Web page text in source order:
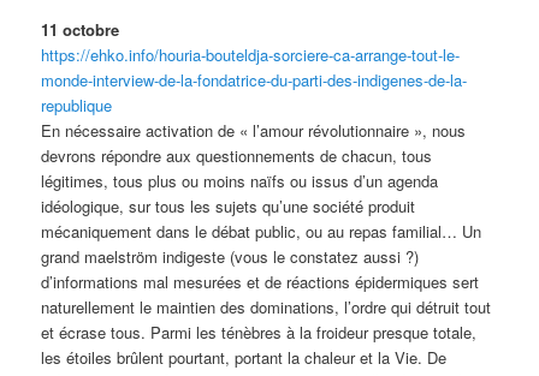
11 octobre
https://ehko.info/houria-bouteldja-sorciere-ca-arrange-tout-le-
monde-interview-de-la-fondatrice-du-parti-des-indigenes-de-la-
republique
En nécessaire activation de « l’amour révolutionnaire », nous
devrons répondre aux questionnements de chacun, tous
légitimes, tous plus ou moins naïfs ou issus d’un agenda
idéologique, sur tous les sujets qu’une société produit
mécaniquement dans le débat public, ou au repas familial… Un
grand maelström indigeste (vous le constatez aussi ?)
d’informations mal mesurées et de réactions épidermiques sert
naturellement le maintien des dominations, l’ordre qui détruit tout
et écrase tous. Parmi les ténèbres à la froideur presque totale,
les étoiles brûlent pourtant, portant la chaleur et la Vie. De